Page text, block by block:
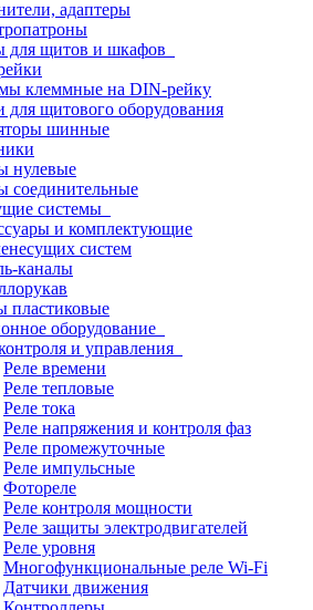
адаптеры
для щитов и шкафов
клеммные на DIN-рейку
для щитового оборудования
шинные
нулевые
системы
и комплектующие
систем
каналы
пластиковые
оборудование
и управления
Реле времени
Реле тепловые
Реле тока
Реле напряжения и контроля фаз
Реле промежуточные
Реле импульсные
Фотореле
Реле контроля мощности
Реле защиты электродвигателей
Реле уровня
Многофункциональные реле Wi-Fi
Датчики движения